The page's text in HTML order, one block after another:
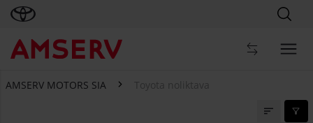
AMSERV MOTORS SIA Toyota noliktava